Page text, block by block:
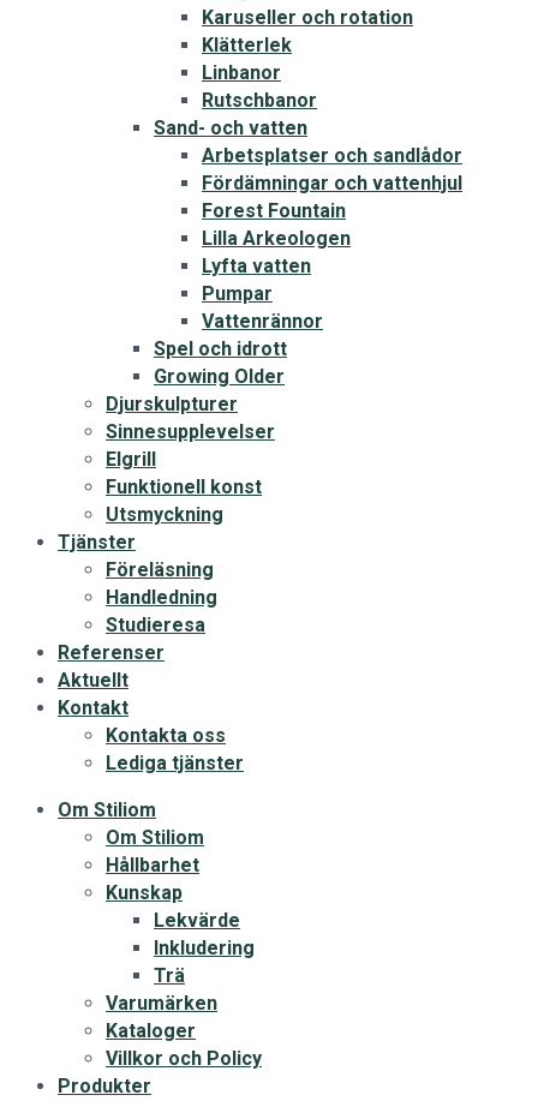
Karuseller och rotation
Klätterlek
Linbanor
Rutschbanor
Sand- och vatten
Arbetsplatser och sandlådor
Fördämningar och vattenhjul
Forest Fountain
Lilla Arkeologen
Lyfta vatten
Pumpar
Vattenrännor
Spel och idrott
Growing Older
Djurskulpturer
Sinnesupplevelser
Elgrill
Funktionell konst
Utsmyckning
Tjänster
Föreläsning
Handledning
Studieresa
Referenser
Aktuellt
Kontakt
Kontakta oss
Lediga tjänster
Om Stiliom
Om Stiliom
Hållbarhet
Kunskap
Lekvärde
Inkludering
Trä
Varumärken
Kataloger
Villkor och Policy
Produkter